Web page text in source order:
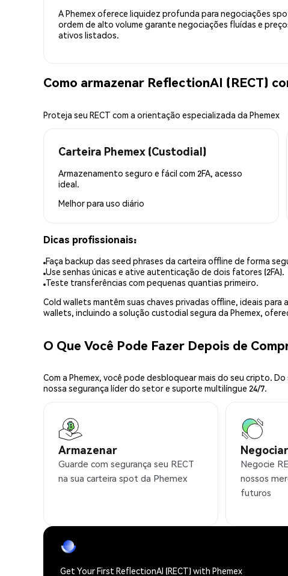
A Phemex oferece liquidez profunda para negociações
ordem de alto volume garante negociações fluídas e
ativos listados.
Como armazenar ReflectionAI (RECT)
Proteja seu RECT com a orientação especializada da Phemex
Carteira Phemex (Custodial)
Armazenamento seguro e fácil com 2FA, acesso
ideal.
Melhor para uso diário
Dicas profissionais:
Faça backup das seed phrases da carteira offline de forma
Use senhas únicas e ative autenticação de dois fatores (2FA).
Teste transferências com pequenas quantias primeiro.
Cold wallets mantêm suas chaves privadas offline, ideais
wallets, incluindo a solução custodial segura da Phemex,
O Que Você Pode Fazer Depois de
Com a Phemex, você pode desbloquear mais do seu cripto.
nossa segurança líder do setor e suporte multilíngue 24/7.
Armazenar
Guarde com segurança seu RECT
na sua carteira spot da Phemex
Negociar
Negocie
nossos
futuros
Get Your First ReflectionAI (RECT) with Phemex